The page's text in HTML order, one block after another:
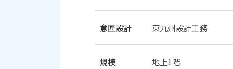
意匠設計 東九州設計工務
規模 地上1階